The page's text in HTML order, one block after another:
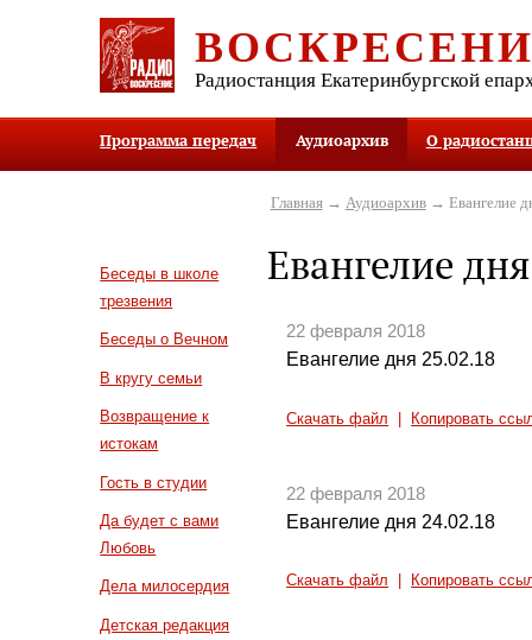
Радиостанция Екатеринбургской
Программа передач Аудиоархив О
Беседы в школе
трезвения
Беседы о Вечном
В кругу семьи
Возвращение к
истокам
Гость в студии
Да будет с вами
Любовь
Дела милосердия
Детская редакция
Главная→ Аудиоархив→ Евангелие
Евангелие дня
22 февраля 2018
Евангелие дня 25.02.18
Скачать файл Копировать
22 февраля 2018
Евангелие дня 24.02.18
Скачать файл Копировать